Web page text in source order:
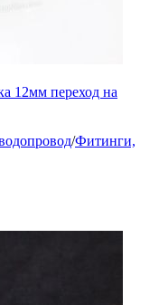
12мм переход на
/Фитинги,